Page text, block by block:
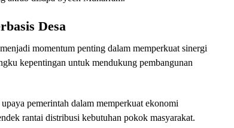
Desa
momentum penting dalam memperkuat sinergi
kepentingan untuk mendukung pembangunan
pemerintah dalam memperkuat ekonomi
rantai distribusi kebutuhan pokok masyarakat.